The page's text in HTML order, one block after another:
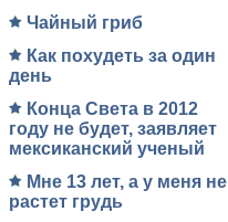
Чайный гриб
Как похудеть за один
день
Конца Света в 2012
году не будет, заявляет
мексиканский ученый
Мне 13 лет, а у меня не
растет грудь